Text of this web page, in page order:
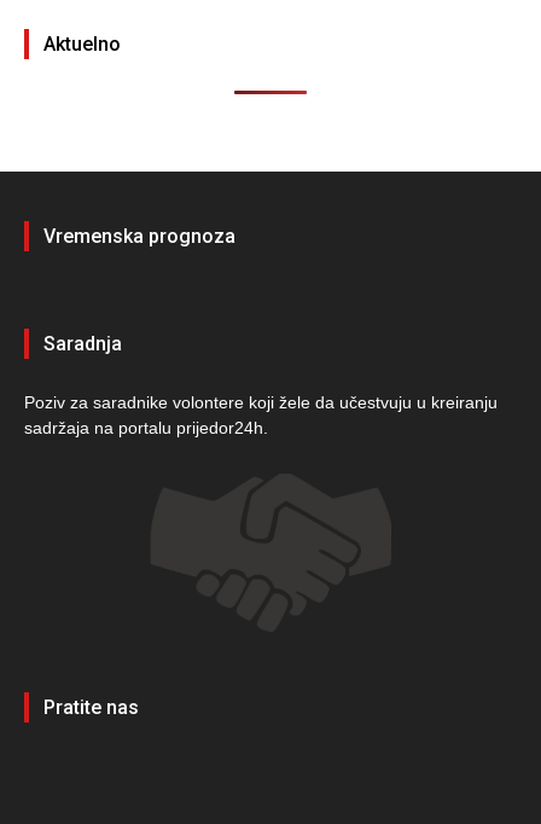
Aktuelno
Vremenska prognoza
Saradnja
Poziv za saradnike volontere koji žele da učestvuju u kreiranju
sadržaja na portalu prijedor24h.
Pratite nas